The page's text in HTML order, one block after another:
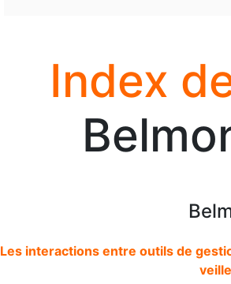
Index
Les interactions entre outils de